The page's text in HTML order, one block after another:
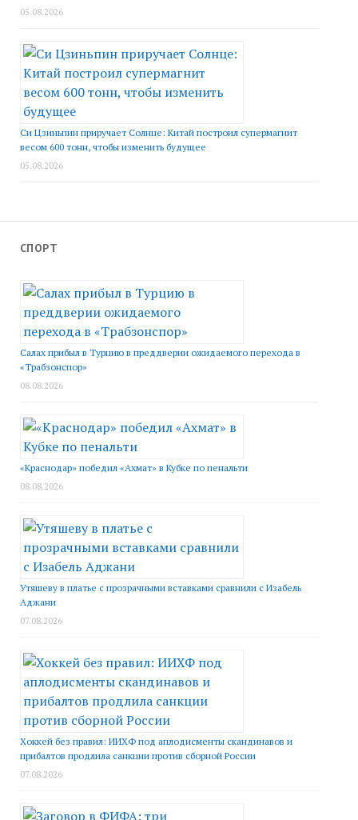
05.08.2026
Си Цзиньпин приручает Солнце: Китай построил супермагнит
весом 600 тонн, чтобы изменить будущее
05.08.2026
СПОРТ
Салах прибыл в Турцию в преддверии ожидаемого перехода в
«Трабзонспор»
08.08.2026
«Краснодар» победил «Ахмат» в Кубке по пенальти
08.08.2026
Утяшеву в платье с прозрачными вставками сравнили с Изабель
Аджани
07.08.2026
Хоккей без правил: ИИХФ под аплодисменты скандинавов и
прибалтов продлила санкции против сборной России
07.08.2026